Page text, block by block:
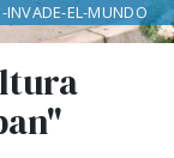
INVADE-EL-MUNDO